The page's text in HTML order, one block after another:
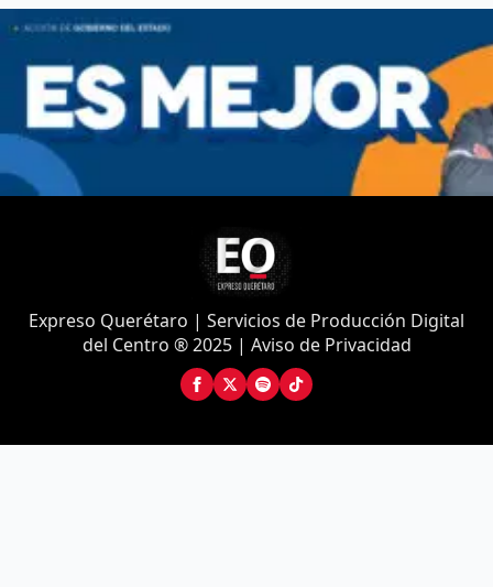
Expreso Querétaro | Servicios de Producción Digital
del Centro ® 2025 | Aviso de Privacidad